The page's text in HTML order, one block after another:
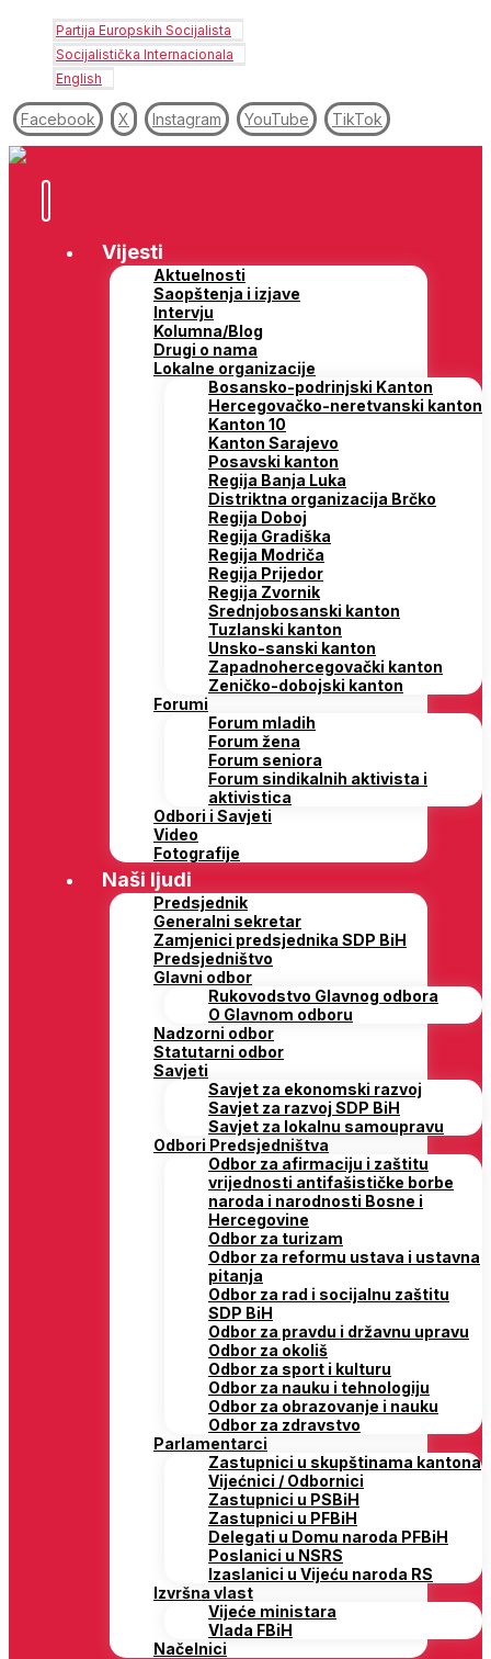
Partija Europskih Socijalista
Socijalistička Internacionala
English
Facebook X Instagram YouTube TikTok
Vijesti
Aktuelnosti
Saopštenja i izjave
Intervju
Kolumna/Blog
Drugi o nama
Lokalne organizacije
Bosansko-podrinjski Kanton
Hercegovačko-neretvanski kanton
Kanton 10
Kanton Sarajevo
Posavski kanton
Regija Banja Luka
Distriktna organizacija Brčko
Regija Doboj
Regija Gradiška
Regija Modriča
Regija Prijedor
Regija Zvornik
Srednjobosanski kanton
Tuzlanski kanton
Unsko-sanski kanton
Zapadnohercegovački kanton
Zeničko-dobojski kanton
Forumi
Forum mladih
Forum žena
Forum seniora
Forum sindikalnih aktivista i
aktivistica
Odbori i Savjeti
Video
Fotografije
Naši ljudi
Predsjednik
Generalni sekretar
Zamjenici predsjednika SDP BiH
Predsjedništvo
Glavni odbor
Rukovodstvo Glavnog odbora
O Glavnom odboru
Nadzorni odbor
Statutarni odbor
Savjeti
Savjet za ekonomski razvoj
Savjet za razvoj SDP BiH
Savjet za lokalnu samoupravu
Odbori Predsjedništva
Odbor za afirmaciju i zaštitu
vrijednosti antifašističke borbe
naroda i narodnosti Bosne i
Hercegovine
Odbor za turizam
Odbor za reformu ustava i ustavna
pitanja
Odbor za rad i socijalnu zaštitu
SDP BiH
Odbor za pravdu i državnu upravu
Odbor za okoliš
Odbor za sport i kulturu
Odbor za nauku i tehnologiju
Odbor za obrazovanje i nauku
Odbor za zdravstvo
Parlamentarci
Zastupnici u skupštinama kantona
Vijećnici / Odbornici
Zastupnici u PSBiH
Zastupnici u PFBiH
Delegati u Domu naroda PFBiH
Poslanici u NSRS
Izaslanici u Vijeću naroda RS
Izvršna vlast
Vijeće ministara
Vlada FBiH
Načelnici